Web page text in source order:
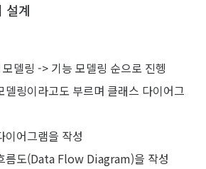
설계
델링 -> 기능 모델링 순으로 진헹
링이라고도 부르며 클래스 다이어그
이어그램을 작성
름도(Data Flow Diagram)을 작성